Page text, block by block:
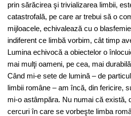
prin sărăcirea şi trivializarea limbii,
catastrofală, pe care ar trebui să o
mijloacele, echivalează cu o
indiferent ce limbă vorbim, cât timp
Lumina echivocă a obiectelor o
mai mulţi oameni, pe cea, mai
Când mi-e sete de lumină – de
limbii române – am încă, din fericire,
mi-o astâmpăra. Nu numai că există,
cercuri în care se vorbeşte limba